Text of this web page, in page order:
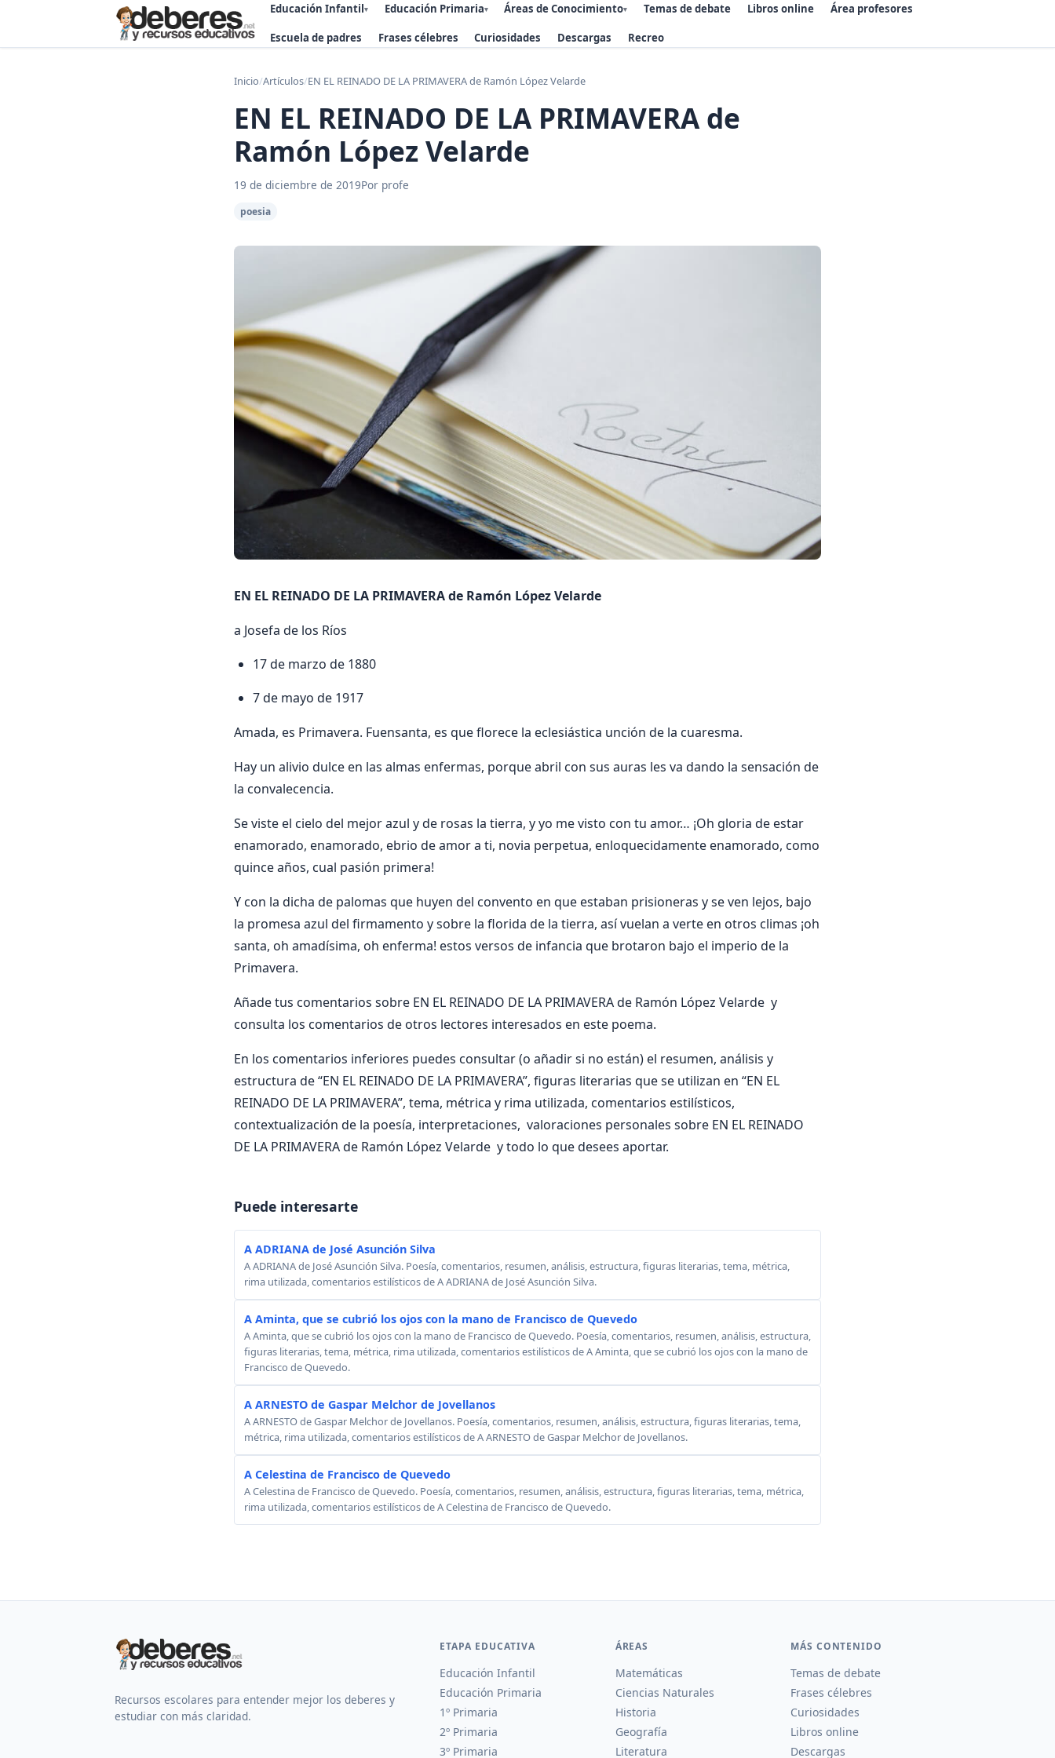
Educación Infantil▾ Educación Primaria▾ Áreas de Conocimiento▾ Temas de debate Libros online Área profesores
Escuela de padres Frases célebres Curiosidades Descargas Recreo
Inicio/Artículos/EN EL REINADO DE LA PRIMAVERA de Ramón López Velarde
EN EL REINADO DE LA PRIMAVERA de
Ramón López Velarde
19 de diciembre de 2019Por profe
poesia
EN EL REINADO DE LA PRIMAVERA de Ramón López Velarde
a Josefa de los Ríos
17 de marzo de 1880
7 de mayo de 1917
Amada, es Primavera. Fuensanta, es que florece la eclesiástica unción de la cuaresma.
Hay un alivio dulce en las almas enfermas, porque abril con sus auras les va dando la sensación de
la convalecencia.
Se viste el cielo del mejor azul y de rosas la tierra, y yo me visto con tu amor… ¡Oh gloria de estar
enamorado, enamorado, ebrio de amor a ti, novia perpetua, enloquecidamente enamorado, como
quince años, cual pasión primera!
Y con la dicha de palomas que huyen del convento en que estaban prisioneras y se ven lejos, bajo
la promesa azul del firmamento y sobre la florida de la tierra, así vuelan a verte en otros climas ¡oh
santa, oh amadísima, oh enferma! estos versos de infancia que brotaron bajo el imperio de la
Primavera.
Añade tus comentarios sobre EN EL REINADO DE LA PRIMAVERA de Ramón López Velarde y
consulta los comentarios de otros lectores interesados en este poema.
En los comentarios inferiores puedes consultar (o añadir si no están) el resumen, análisis y
estructura de “EN EL REINADO DE LA PRIMAVERA”, figuras literarias que se utilizan en “EN EL
REINADO DE LA PRIMAVERA”, tema, métrica y rima utilizada, comentarios estilísticos,
contextualización de la poesía, interpretaciones, valoraciones personales sobre EN EL REINADO
DE LA PRIMAVERA de Ramón López Velarde y todo lo que desees aportar.
Puede interesarte
A ADRIANA de José Asunción Silva
A ADRIANA de José Asunción Silva. Poesía, comentarios, resumen, análisis, estructura, figuras literarias, tema, métrica,
rima utilizada, comentarios estilísticos de A ADRIANA de José Asunción Silva.
A Aminta, que se cubrió los ojos con la mano de Francisco de Quevedo
A Aminta, que se cubrió los ojos con la mano de Francisco de Quevedo. Poesía, comentarios, resumen, análisis, estructura,
figuras literarias, tema, métrica, rima utilizada, comentarios estilísticos de A Aminta, que se cubrió los ojos con la mano de
Francisco de Quevedo.
A ARNESTO de Gaspar Melchor de Jovellanos
A ARNESTO de Gaspar Melchor de Jovellanos. Poesía, comentarios, resumen, análisis, estructura, figuras literarias, tema,
métrica, rima utilizada, comentarios estilísticos de A ARNESTO de Gaspar Melchor de Jovellanos.
A Celestina de Francisco de Quevedo
A Celestina de Francisco de Quevedo. Poesía, comentarios, resumen, análisis, estructura, figuras literarias, tema, métrica,
rima utilizada, comentarios estilísticos de A Celestina de Francisco de Quevedo.
Recursos escolares para entender mejor los deberes y
estudiar con más claridad.
ETAPA EDUCATIVA
Educación Infantil
Educación Primaria
1º Primaria
2º Primaria
3º Primaria
ÁREAS
Matemáticas
Ciencias Naturales
Historia
Geografía
Literatura
MÁS CONTENIDO
Temas de debate
Frases célebres
Curiosidades
Libros online
Descargas